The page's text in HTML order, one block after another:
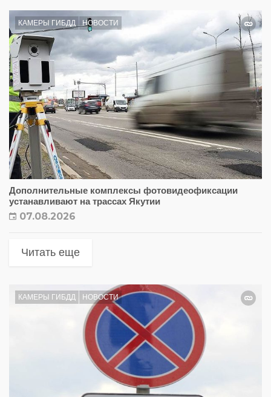
КАМЕРЫ ГИБДД НОВОСТИ
Дополнительные комплексы фотовидеофиксации
устанавливают на трассах Якутии
07.08.2026
Читать еще
КАМЕРЫ ГИБДД НОВОСТИ